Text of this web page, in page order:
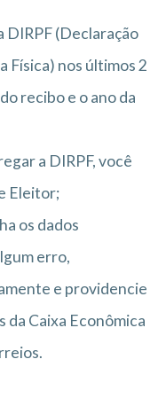
DIRPF (Declaração
Física) nos últimos 2
recibo e o ano da
a DIRPF, você
Eleitor;
os dados
erro,
e providencie
da Caixa Econômica